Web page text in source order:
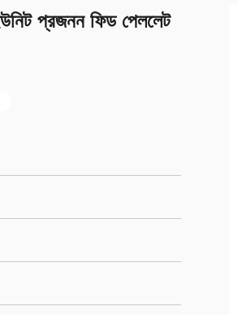
প্রজনন ফিড পেললেট